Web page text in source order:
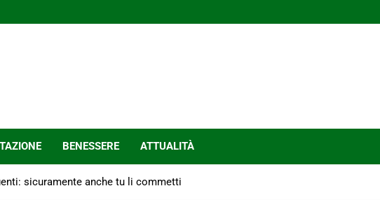
BENESSERE ATTUALITÀ
sicuramente anche tu li commetti